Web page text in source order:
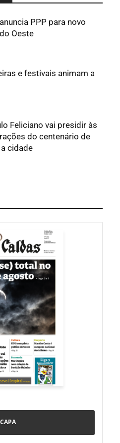
PPP para novo
Oeste
e festivais animam a
Feliciano vai presidir às
do centenário de
cidade